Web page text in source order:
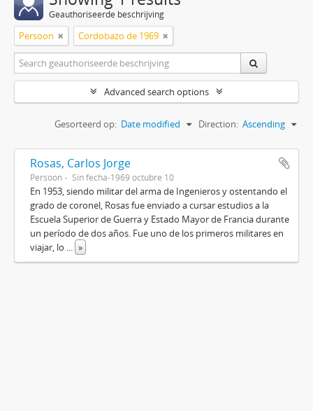
Geauthoriseerde beschrijving
Persoon Cordobazo de 1969
Advanced search options
Gesorteerd op: Date modified Direction: Ascending
Rosas, Carlos Jorge
Persoon Sin fecha-1969 octubre 10
En 1953, siendo militar del arma de Ingenieros y ostentando el
grado de coronel, Rosas fue enviado a cursar estudios a la
Escuela Superior de Guerra y Estado Mayor de Francia durante
un período de dos años. Fue uno de los primeros militares en
viajar, lo ... »